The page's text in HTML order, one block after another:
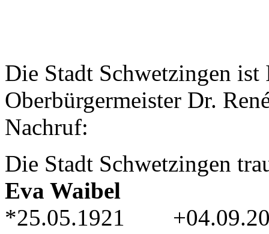
Die Stadt Schwetzingen
Oberbürgermeister Dr.
Nachruf:
Die Stadt Schwetzingen
Eva Waibel
*25.05.1921